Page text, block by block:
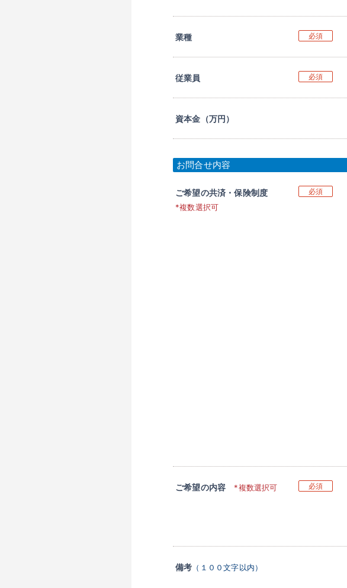
業種 必須
従業員 必須
資本金（万円）
お問合せ内容
ご希望の共済・保険制度 必須
*複数選択可
ご希望の内容 *複数選択可 必須
備考 （１００文字以内）